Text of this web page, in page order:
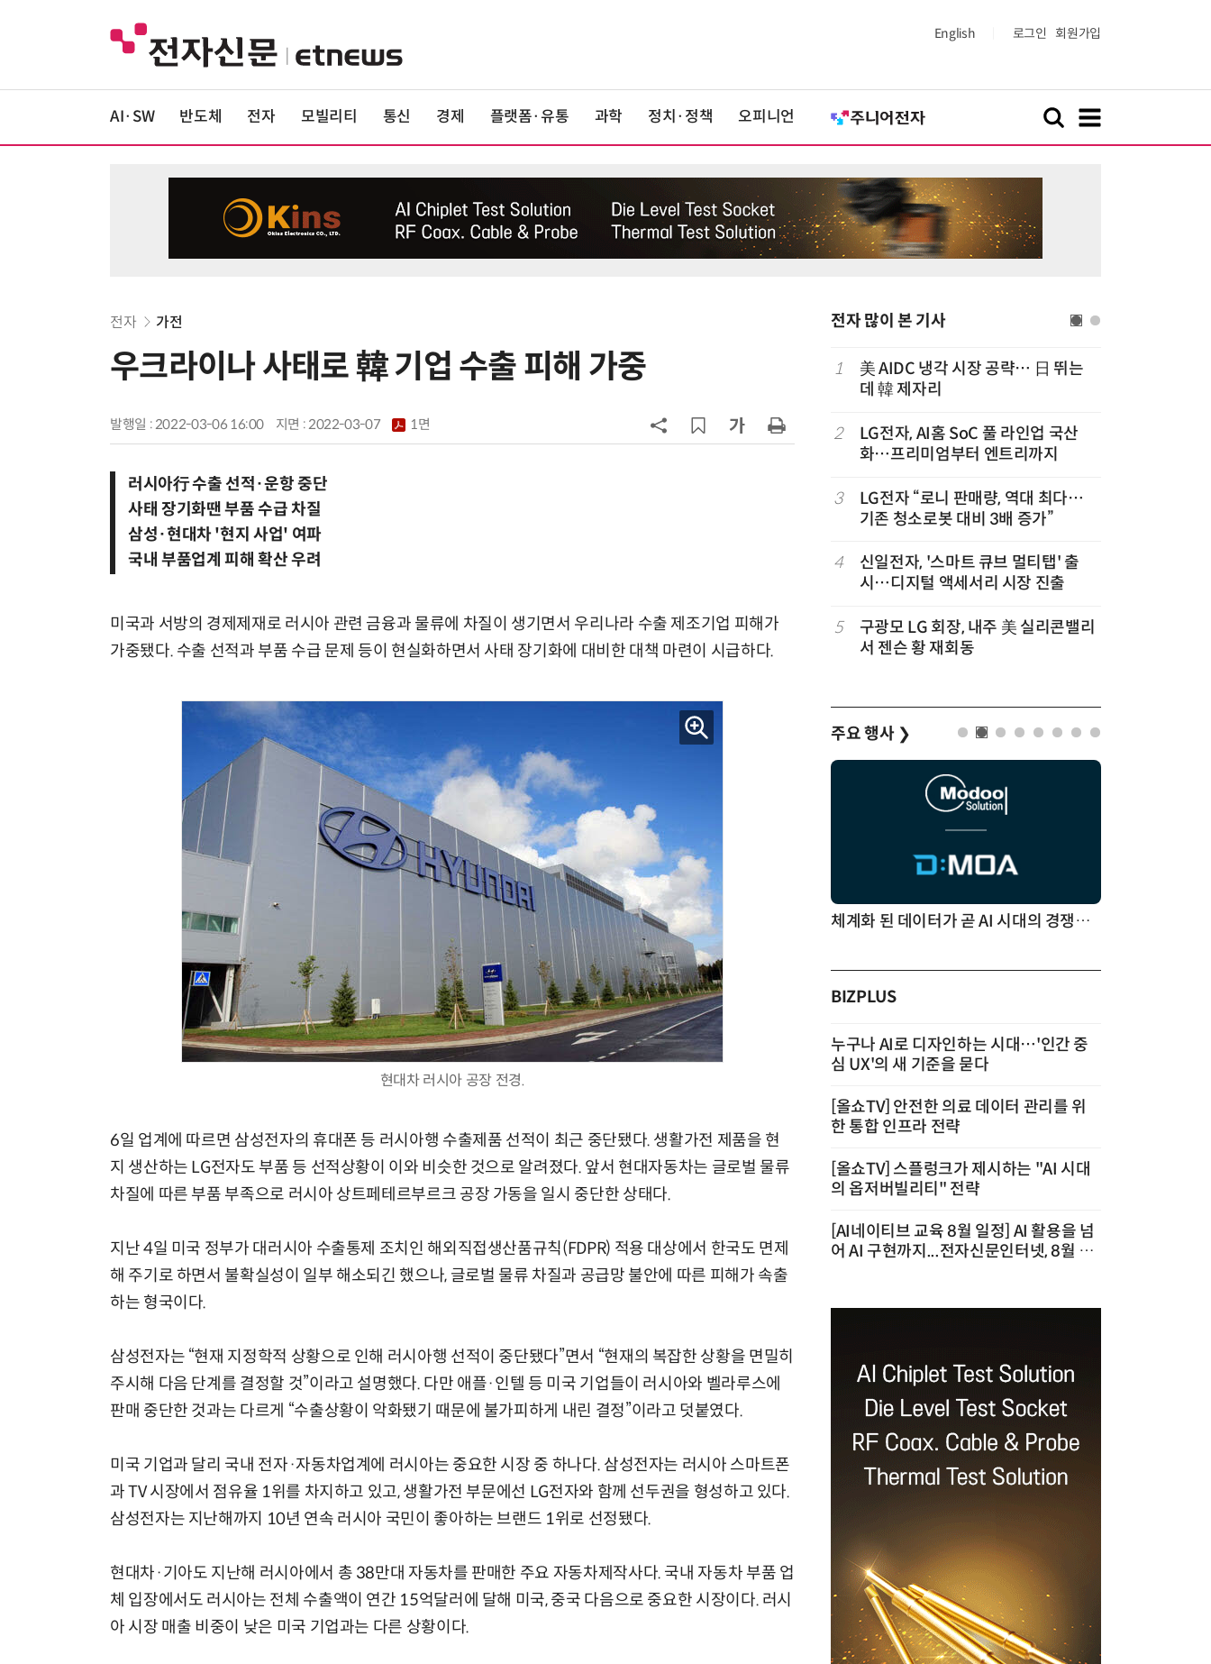
English 로그인 회원가입
AI·SW 반도체 전자 모빌리티 통신 경제 플랫폼·유통 과학 정치·정책 오피니언
전자 가전
우크라이나 사태로 韓 기업 수출 피해 가중
발행일 : 2022-03-06 16:00 지면 :2022-03-07 1면
러시아行 수출 선적·운항 중단
사태 장기화땐 부품 수급 차질
삼성·현대차 '현지 사업' 여파
국내 부품업계 피해 확산 우려
미국과 서방의 경제제재로 러시아 관련 금융과 물류에 차질이 생기면서 우리나라 수출 제조기업 피해가
가중됐다. 수출 선적과 부품 수급 문제 등이 현실화하면서 사태 장기화에 대비한 대책 마련이 시급하다.
현대차 러시아 공장 전경.
6일 업계에 따르면 삼성전자의 휴대폰 등 러시아행 수출제품 선적이 최근 중단됐다. 생활가전 제품을 현
지 생산하는 LG전자도 부품 등 선적상황이 이와 비슷한 것으로 알려졌다. 앞서 현대자동차는 글로벌 물류
차질에 따른 부품 부족으로 러시아 상트페테르부르크 공장 가동을 일시 중단한 상태다.
지난 4일 미국 정부가 대러시아 수출통제 조치인 해외직접생산품규칙(FDPR) 적용 대상에서 한국도 면제
해 주기로 하면서 불확실성이 일부 해소되긴 했으나, 글로벌 물류 차질과 공급망 불안에 따른 피해가 속출
하는 형국이다.
삼성전자는 “현재 지정학적 상황으로 인해 러시아행 선적이 중단됐다”면서 “현재의 복잡한 상황을 면밀히
주시해 다음 단계를 결정할 것”이라고 설명했다. 다만 애플·인텔 등 미국 기업들이 러시아와 벨라루스에
판매 중단한 것과는 다르게 “수출상황이 악화됐기 때문에 불가피하게 내린 결정”이라고 덧붙였다.
미국 기업과 달리 국내 전자·자동차업계에 러시아는 중요한 시장 중 하나다. 삼성전자는 러시아 스마트폰
과 TV 시장에서 점유율 1위를 차지하고 있고, 생활가전 부문에선 LG전자와 함께 선두권을 형성하고 있다.
삼성전자는 지난해까지 10년 연속 러시아 국민이 좋아하는 브랜드 1위로 선정됐다.
현대차·기아도 지난해 러시아에서 총 38만대 자동차를 판매한 주요 자동차제작사다. 국내 자동차 부품 업
체 입장에서도 러시아는 전체 수출액이 연간 15억달러에 달해 미국, 중국 다음으로 중요한 시장이다. 러시
아 시장 매출 비중이 낮은 미국 기업과는 다른 상황이다.
전자 많이 본 기사
6
'게이밍위크' 삼성전자-LG전자 유럽
'상업용 디스플레이 빌려쓴다' …LG
10 [사설] 美 AIDC 냉각 시장, 우리도 현
지 대응을
1
美 AIDC 냉각 시장 공략… 日 뛰는
데 韓 제자리
2
LG전자, AI홈 SoC 풀 라인업 국산
화…프리미엄부터 엔트리까지
3
LG전자 “로니 판매량, 역대 최다…
기존 청소로봇 대비 3배 증가”
4
신일전자, '스마트 큐브 멀티탭' 출
시…디지털 액세서리 시장 진출
5
구광모 LG 회장, 내주 美 실리콘밸리
서 젠슨 황 재회동
주요 행사 ❯
AI Native Enterprise를 지원하는 AI Ready Data 플랫폼 활용 전략 체계화 된 데이터가 곧 AI 시대의 경쟁력이다
BIZPLUS
누구나 AI로 디자인하는 시대…'인간 중
심 UX'의 새 기준을 묻다
[올쇼TV] 안전한 의료 데이터 관리를 위
한 통합 인프라 전략
[올쇼TV] 스플렁크가 제시하는 "AI 시대
의 옵저버빌리티" 전략
[AI네이티브 교육 8월 일정] AI 활용을 넘
어 AI 구현까지...전자신문인터넷, 8월 실